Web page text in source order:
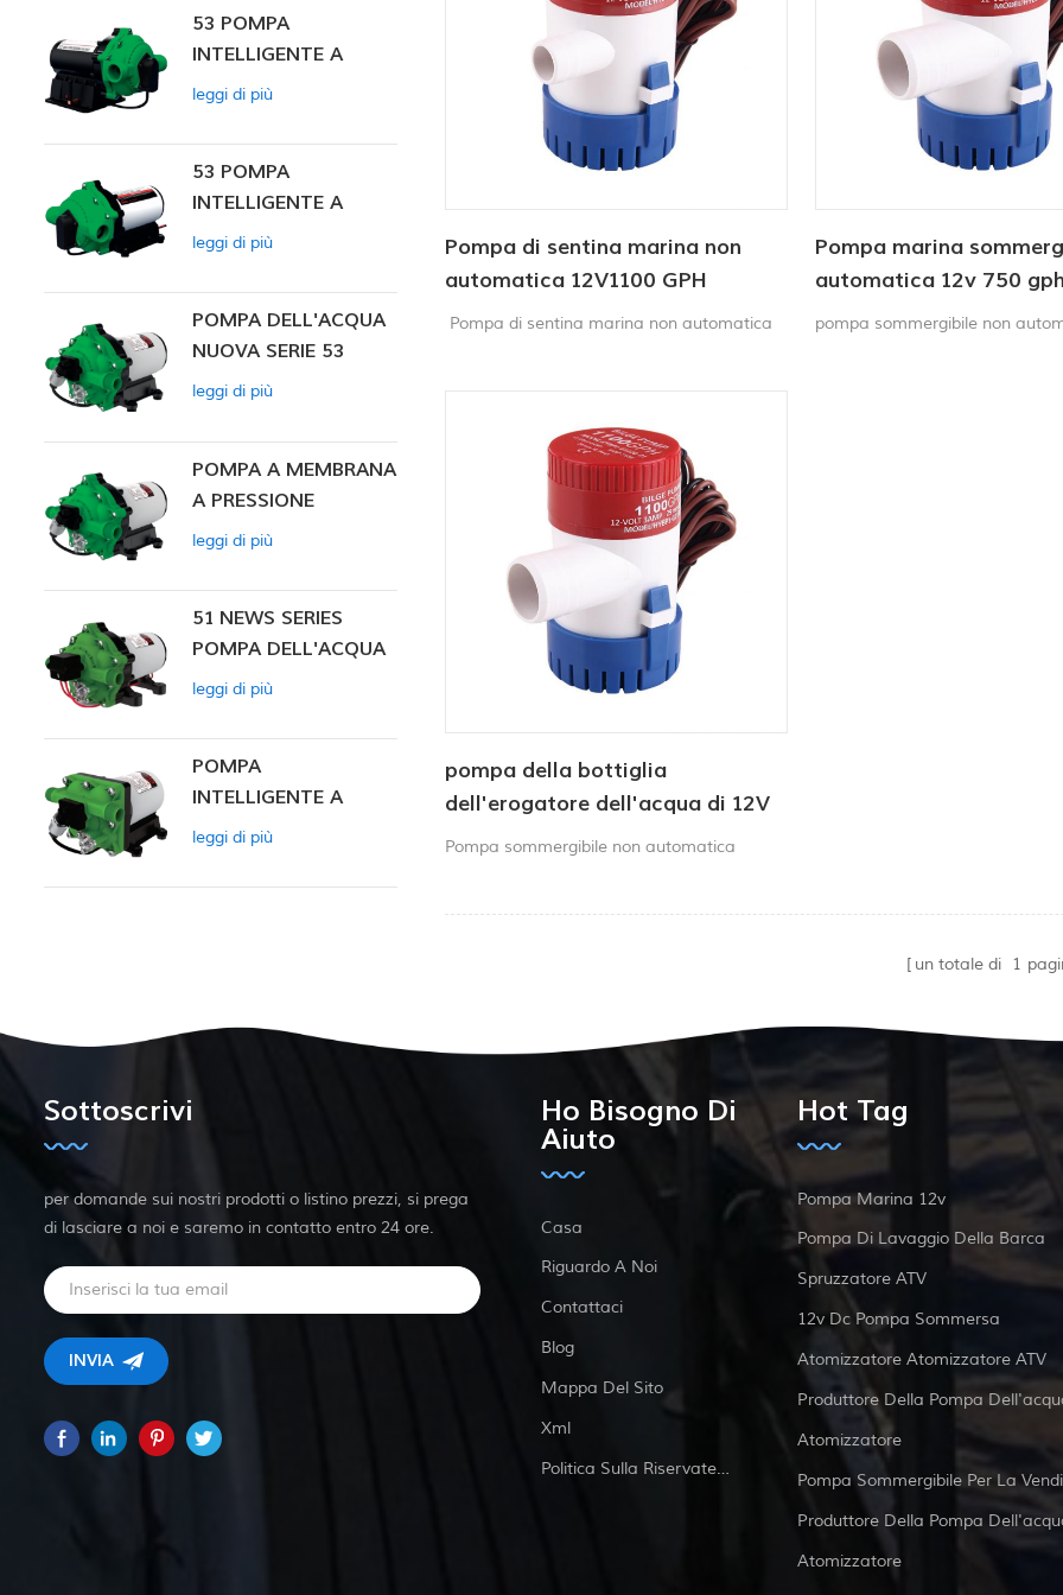
automaticamente all'apertura e alla
membrana da 12 V Fornisce
Pompa di sentina marina non
automatica 12V1100 GPH
Pompa di sentina marina non automatica
Pompa marina
automatica 12v 750
pompa sommergibile non
pompa della bottiglia
dell'erogatore dell'acqua di 12V
750 GPH 1100 GPH 12V per
Pompa sommergibile non automatica
un totale di 1
53 POMPA
INTELLIGENTE A
PRESSIONE
leggi di più
53 POMPA
INTELLIGENTE A
PRESSIONE
leggi di più
POMPA DELL'ACQUA
NUOVA SERIE 53
leggi di più
POMPA A MEMBRANA
A PRESSIONE
COSTANTE
leggi di più
51 NEWS SERIES
POMPA DELL'ACQUA
leggi di più
POMPA
INTELLIGENTE A
PRESSIONE
42
leggi di più
Sottoscrivi
per domande sui nostri prodotti o listino prezzi, si prega
di lasciare a noi e saremo in contatto entro 24 ore.
Ho Bisogno Di
Aiuto
Casa
Riguardo A Noi
Contattaci
Blog
Mappa Del Sito
Xml
Politica Sulla Riservatezza
Hot Tag
Pompa Marina 12v
Pompa Di Lavaggio Della Barca
Spruzzatore ATV
12v Dc Pompa Sommersa
Atomizzatore Atomizzatore ATV
Produttore Della Pompa
Atomizzatore
Pompa Sommergibile Per La
Produttore Della Pompa
Atomizzatore